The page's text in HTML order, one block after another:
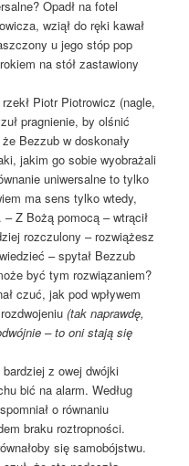
Opadł na fotel
wziął do ręki kawał
u jego stóp pop
na stół zastawiony
Piotr Piotrowicz (nagle,
pragnienie, by olśnić
Bezzub w doskonały
jakim go sobie wyobrażali
uniwersalne to tylko
ma sens tylko wtedy,
Z Bożą pomocą – wtrącił
rozczulony – rozwiążesz
– spytał Bezzub
być tym rozwiązaniem?
czuć, jak pod wpływem
(tak naprawdę,
– to oni stają się
z owej dwójki
bić na alarm. Według
o równaniu
braku roztropności.
się samobójstwu.